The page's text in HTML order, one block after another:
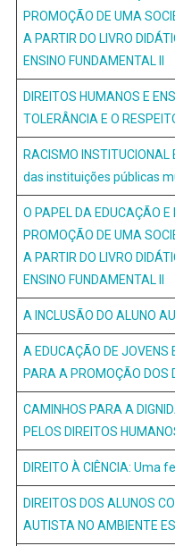
PROMOÇÃO DE UMA
A PARTIR DO LIVRO
ENSINO FUNDAMENTAL II
DIREITOS HUMANOS E
TOLERÂNCIA E O
RACISMO
das instituições públicas
O PAPEL DA EDUCAÇÃO
PROMOÇÃO DE UMA
A PARTIR DO LIVRO
ENSINO FUNDAMENTAL II
A INCLUSÃO DO ALUNO
A EDUCAÇÃO DE JOVENS
PARA A PROMOÇÃO DOS
CAMINHOS PARA A
PELOS DIREITOS
DIREITO À CIÊNCIA: Uma
DIREITOS DOS ALUNOS
AUTISTA NO AMBIENTE